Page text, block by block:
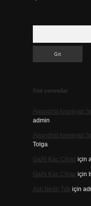
Son yorumlar
Apandisit Ameliyatı
admin
Apandisit Ameliyatı
Tolga
Gai̇N Kaç Cihaz için
Gai̇N Kaç Cihaz için
Aslı Nedir Tdk için